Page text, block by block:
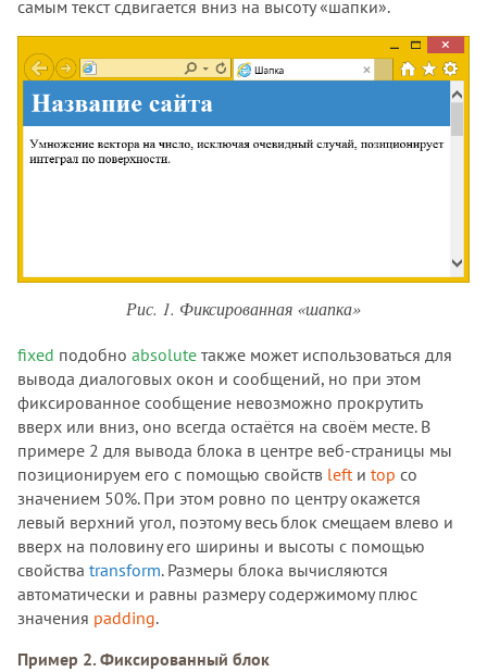
самым текст сдвигается вниз на высоту «шапки».
Рис. 1. Фиксированная «шапка»
fixed подобно absolute также может использоваться для
вывода диалоговых окон и сообщений, но при этом
фиксированное сообщение невозможно прокрутить
вверх или вниз, оно всегда остаётся на своём месте. В
примере 2 для вывода блока в центре веб-страницы мы
позиционируем его с помощью свойств leftи top со
значением 50%. При этом ровно по центру окажется
левый верхний угол, поэтому весь блок смещаем влево и
вверх на половину его ширины и высоты с помощью
свойства transform. Размеры блока вычисляются
автоматически и равны размеру содержимому плюс
значения padding.
Пример 2. Фиксированный блок